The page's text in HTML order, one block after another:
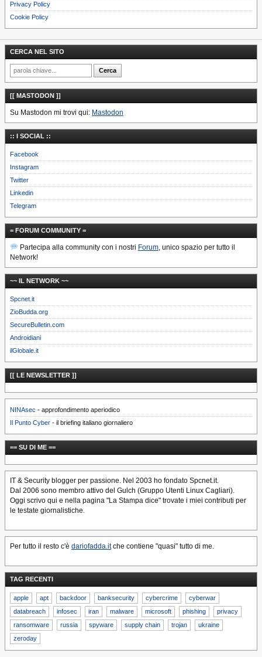
Privacy Policy
Cookie Policy
CERCA NEL SITO
[[ MASTODON ]]
Su Mastodon mi trovi qui: Mastodon
:: I SOCIAL ::
Facebook
Instagram
Twitter
Linkedin
Telegram
= FORUM COMMUNITY =
Partecipa alla community con i nostri Forum, unico spazio per tutto il
Network!
~~ IL NETWORK ~~
Spcnet.it
ZioBudda.org
SecureBulletin.com
Androidiani
ilGlobale.it
[[ LE NEWSLETTER ]]
NINAsec - approfondimento aperiodico
Il Punto Cyber - il briefing italiano giornaliero
== SU DI ME ==
IT & Security blogger per passione. Nel 2003 ho fondato Spcnet.it.
Dal 2006 sono membro attivo del Gulch (Gruppo Utenti Linux Cagliari).
Oggi scrivo qui e nella pagina "La Stampa dice" trovate i miei contributi per
le testate giornalistiche.
Per tutto il resto c'è dariofadda.itche contiene "quasi" tutto di me.
TAG RECENTI
apple apt backdoor banksecurity cybercrime
cyberwar
databreach
infosec iran malware microsoft phishing
privacy
ransomware
russia spyware supply chain trojan
ukraine
zeroday